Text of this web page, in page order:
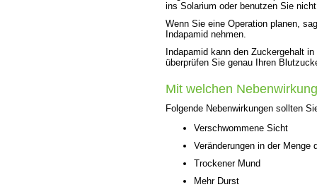
ins Solarium oder benutzen Sie
Wenn Sie eine Operation planen,
Indapamid nehmen.
Indapamid kann den Zuckergehalt
überprüfen Sie genau Ihren
Mit welchen
Folgende Nebenwirkungen sollten
Verschwommene Sicht
Veränderungen in der
Trockener Mund
Mehr Durst